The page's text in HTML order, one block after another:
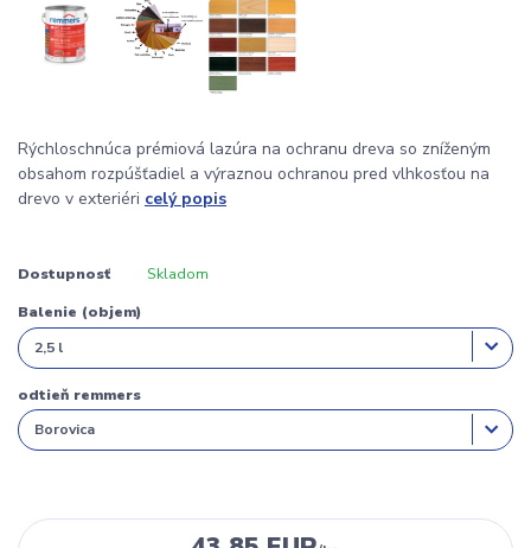
Rýchloschnúca prémiová lazúra na ochranu dreva so zníženým
obsahom rozpúšťadiel a výraznou ochranou pred vlhkosťou na
drevo v exteriéri celý popis
Dostupnosť Skladom
Balenie (objem)
odtieň remmers